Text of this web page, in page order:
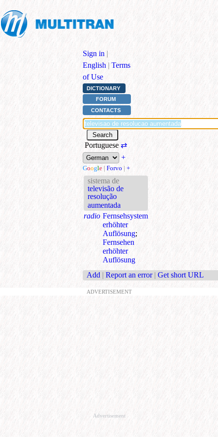
Sign in |
English | Terms
of Use
DICTIONARY
FORUM
CONTACTS
Portuguese ⇄
+
Google | Forvo | +
sistema de
televisão de
resolução
aumentada
radio Fernsehsystem
erhöhter
Auflösung;
Fernsehen
erhöhter
Auflösung
Add | Report an error | Get short URL
ADVERTISEMENT
Advertisement